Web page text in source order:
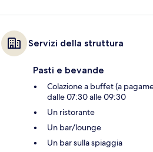
Servizi della struttura
Pasti e bevande
Colazione a buffet (a
dalle 07:30 alle 09:30
Un ristorante
Un bar/lounge
Un bar sulla spiaggia